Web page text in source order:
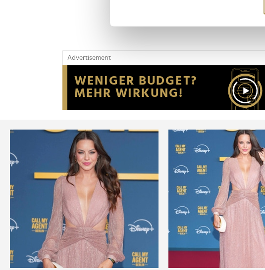
Erfahren Sie mehr darüber, wie Ihre
Wir verwenden Cookies, um Inhalte und
Website an unsere Partner für soziale
möglicherweise mit weiteren Daten
der Dienste gesammelt haben.
Advertisement